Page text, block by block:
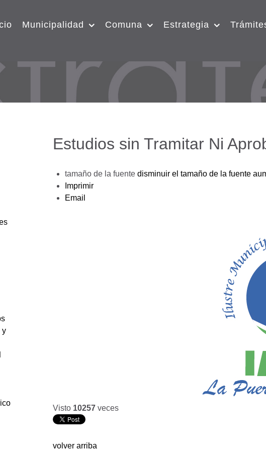
Municipalidad Comuna Estrategia
y
Estudios sin Tramitar Ni
tamaño de la fuente disminuir el tamaño de la fuente
Imprimir
Email
Visto 10257 veces
volver arriba